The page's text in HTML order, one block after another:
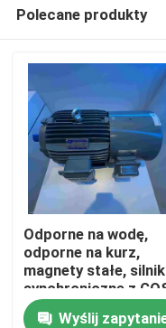
Dom
O nas
Polecane produkty
Odporne na wodę,
odporne na kurz,
magnety stałe,
synchroniczne z
Wyślij